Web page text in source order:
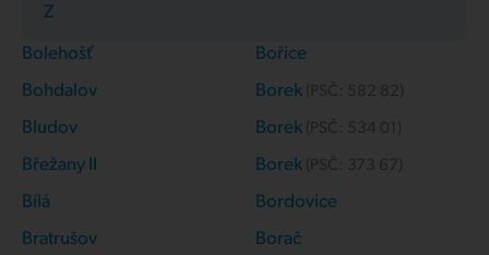
Z
Bolehošť
Bohdalov
Bludov
Břežany II
Bílá
Bratrušov
Bořice
Borek
Borek
Borek
Bordovice
Borač